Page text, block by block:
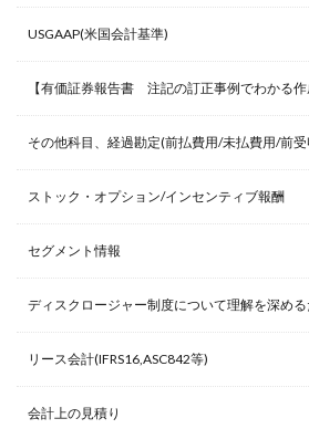
USGAAP(米国会計基準)
【有価証券報告書 注記の訂正事例でわかる作
その他科目、経過勘定(前払費用/未払費用/前
ストック・オプション/インセンティブ報酬
セグメント情報
ディスクロージャー制度について理解を深める
リース会計(IFRS16,ASC842等)
会計上の見積り